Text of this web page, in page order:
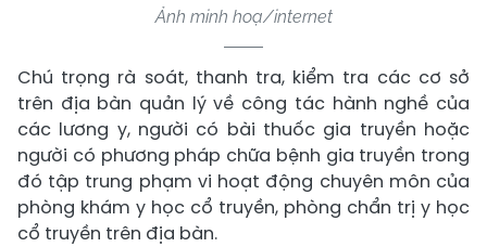
Ảnh minh hoạ/internet
Chú trọng rà soát, thanh tra, kiểm tra các cơ sở
trên địa bàn quản lý về công tác hành nghề của
các lương y, người có bài thuốc gia truyền hoặc
người có phương pháp chữa bệnh gia truyền trong
đó tập trung phạm vi hoạt động chuyên môn của
phòng khám y học cổ truyền, phòng chẩn trị y học
cổ truyền trên địa bàn.